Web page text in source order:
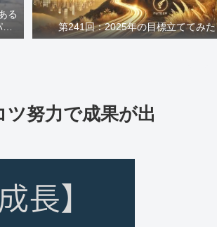
る
第241回：2025年の目標立ててみた
努力で成果が出